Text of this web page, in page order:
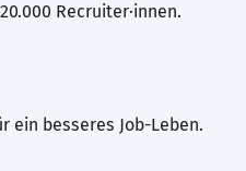
Recruiter·innen.
ein besseres Job-Leben.